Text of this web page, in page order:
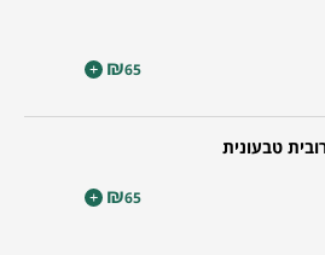
₪65
+
טבעונית
₪65
+